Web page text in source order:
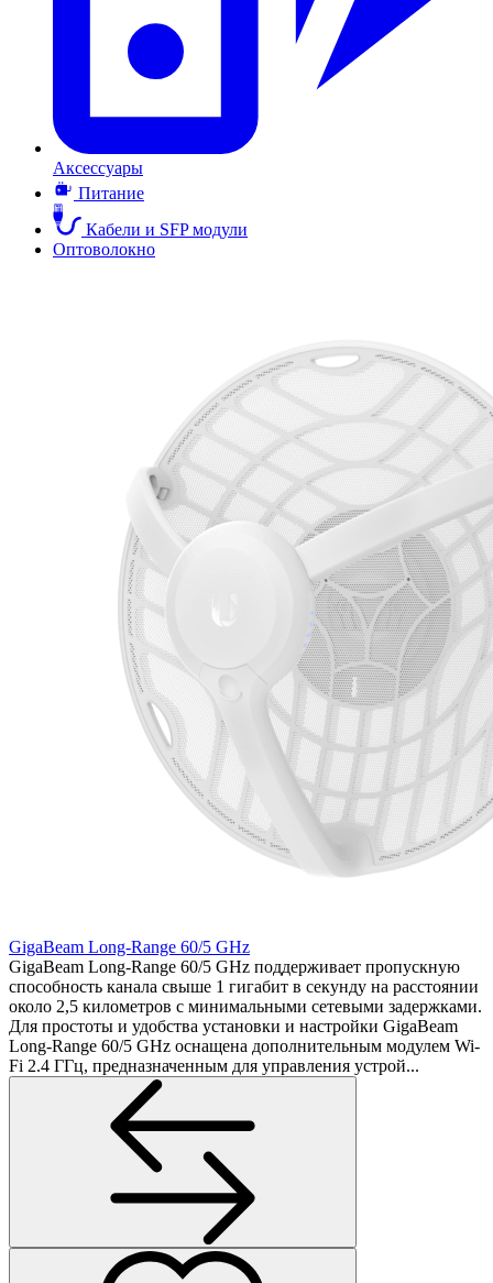
Аксессуары
Питание
Кабели и SFP модули
Оптоволокно
GigaBeam Long-Range 60/5 GHz
GigaBeam Long-Range 60/5 GHz поддерживает пропускную
способность канала свыше 1 гигабит в секунду на расстоянии
около 2,5 километров с минимальными сетевыми задержками.
Для простоты и удобства установки и настройки GigaBeam
Long-Range 60/5 GHz оснащена дополнительным модулем Wi-
Fi 2.4 ГГц, предназначенным для управления устрой...